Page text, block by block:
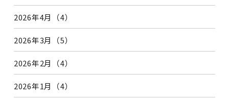
2026年4月（4）
2026年3月（5）
2026年2月（4）
2026年1月（4）